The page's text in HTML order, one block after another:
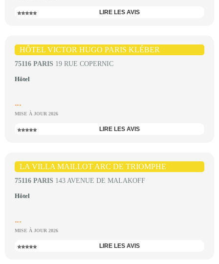
⭐⭐⭐⭐⭐ LIRE LES AVIS
HÔTEL VICTOR HUGO PARIS KLÉBER
75116 PARIS 19 RUE COPERNIC
Hôtel
...
MISE À JOUR 2026
⭐⭐⭐⭐⭐ LIRE LES AVIS
LA VILLA MAILLOT ARC DE TRIOMPHE
75116 PARIS 143 AVENUE DE MALAKOFF
Hôtel
...
MISE À JOUR 2026
⭐⭐⭐⭐⭐ LIRE LES AVIS